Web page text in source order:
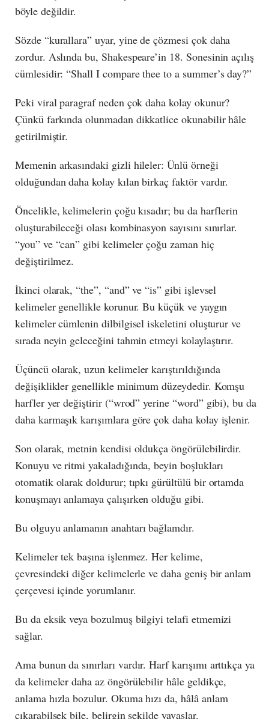
böyle değildir.
Sözde “kurallara” uyar, yine de çözmesi çok daha
zordur. Aslında bu, Shakespeare’in 18. Sonesinin açılış
cümlesidir: “Shall I compare thee to a summer’s day?”
Peki viral paragraf neden çok daha kolay okunur?
Çünkü farkında olunmadan dikkatlice okunabilir hâle
getirilmiştir.
Memenin arkasındaki gizli hileler: Ünlü örneği
olduğundan daha kolay kılan birkaç faktör vardır.
Öncelikle, kelimelerin çoğu kısadır; bu da harflerin
oluşturabileceği olası kombinasyon sayısını sınırlar.
“you” ve “can” gibi kelimeler çoğu zaman hiç
değiştirilmez.
İkinci olarak, “the”, “and” ve “is” gibi işlevsel
kelimeler genellikle korunur. Bu küçük ve yaygın
kelimeler cümlenin dilbilgisel iskeletini oluşturur ve
sırada neyin geleceğini tahmin etmeyi kolaylaştırır.
Üçüncü olarak, uzun kelimeler karıştırıldığında
değişiklikler genellikle minimum düzeydedir. Komşu
harfler yer değiştirir (“wrod” yerine “word” gibi), bu da
daha karmaşık karışımlara göre çok daha kolay işlenir.
Son olarak, metnin kendisi oldukça öngörülebilirdir.
Konuyu ve ritmi yakaladığında, beyin boşlukları
otomatik olarak doldurur; tıpkı gürültülü bir ortamda
konuşmayı anlamaya çalışırken olduğu gibi.
Bu olguyu anlamanın anahtarı bağlamdır.
Kelimeler tek başına işlenmez. Her kelime,
çevresindeki diğer kelimelerle ve daha geniş bir anlam
çerçevesi içinde yorumlanır.
Bu da eksik veya bozulmuş bilgiyi telafi etmemizi
sağlar.
Ama bunun da sınırları vardır. Harf karışımı arttıkça ya
da kelimeler daha az öngörülebilir hâle geldikçe,
anlama hızla bozulur. Okuma hızı da, hâlâ anlam
çıkarabilsek bile, belirgin şekilde yavaşlar.